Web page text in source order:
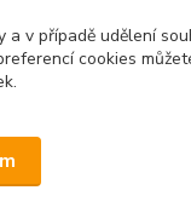
a v případě udělení
cookies